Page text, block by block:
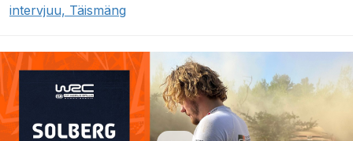
intervjuu, Täismäng